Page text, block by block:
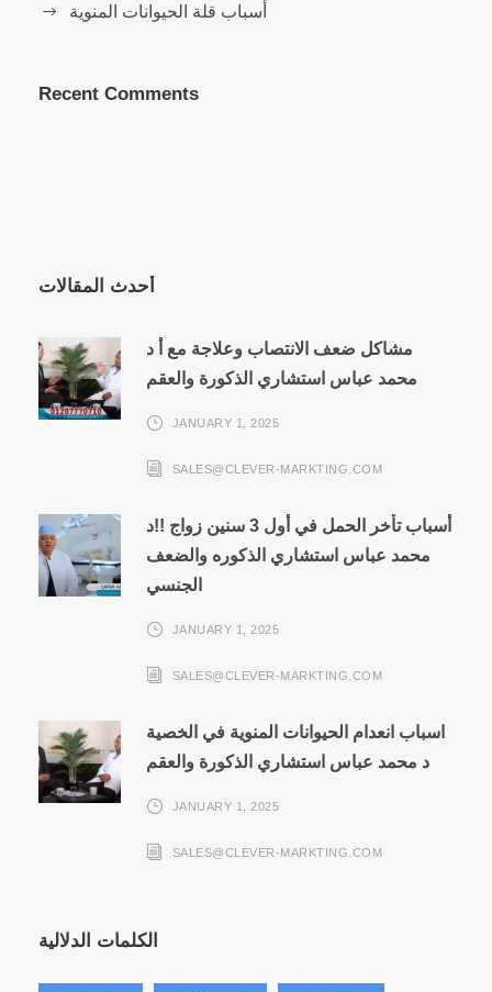
أسباب قلة الحيوانات المنوية
Recent Comments
أحدث المقالات
مشاكل ضعف الانتصاب وعلاجة مع أ د
محمد عباس استشاري الذكورة والعقم
JANUARY 1, 2025
SALES@CLEVER-MARKTING.COM
أسباب تأخر الحمل في أول 3 سنين زواج !!د
محمد عباس استشاري الذكوره والضعف
الجنسي
JANUARY 1, 2025
SALES@CLEVER-MARKTING.COM
اسباب انعدام الحيوانات المنوية في الخصية
JANUARY 1, 2025
SALES@CLEVER-MARKTING.COM
الكلمات الدلالية